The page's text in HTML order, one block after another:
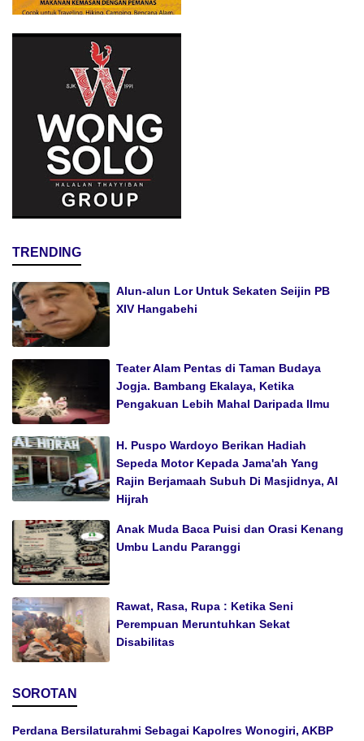
TRENDING
Alun-alun Lor Untuk Sekaten Seijin PB
XIV Hangabehi
Teater Alam Pentas di Taman Budaya
Jogja. Bambang Ekalaya, Ketika
Pengakuan Lebih Mahal Daripada Ilmu
H. Puspo Wardoyo Berikan Hadiah
Sepeda Motor Kepada Jama'ah Yang
Rajin Berjamaah Subuh Di Masjidnya, Al
Hijrah
Anak Muda Baca Puisi dan Orasi Kenang
Umbu Landu Paranggi
Rawat, Rasa, Rupa : Ketika Seni
Perempuan Meruntuhkan Sekat
Disabilitas
SOROTAN
Perdana Bersilaturahmi Sebagai Kapolres Wonogiri, AKBP